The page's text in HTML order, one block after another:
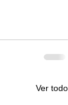
Ver todo